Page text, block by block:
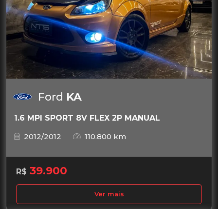
Ford KA
1.6 MPI SPORT 8V FLEX 2P MANUAL
2012/2012
110.800 km
R$ 39.900
Ver mais